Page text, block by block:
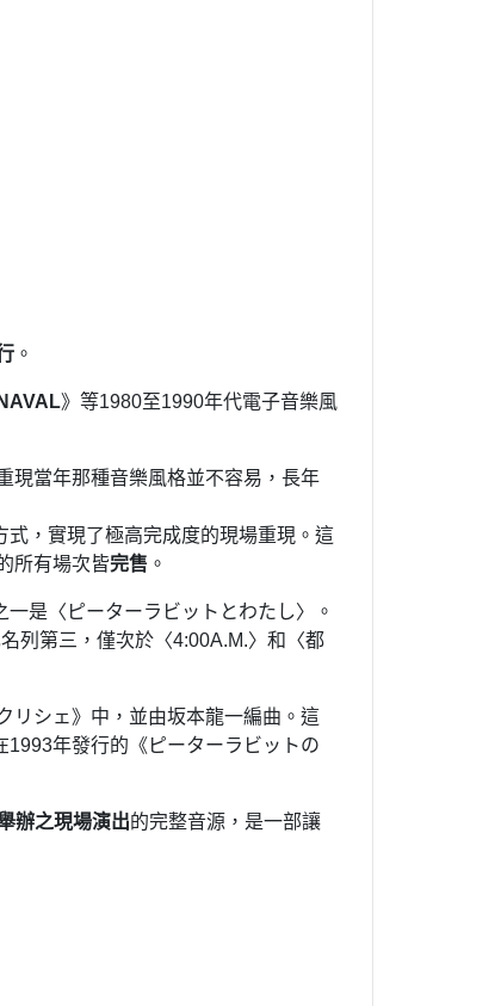
。
》等1980至1990年代電子音樂風
現當年那種音樂風格並不容易，長年
，實現了極高完成度的現場重現。這
所有場次皆完售 。
是〈ピーターラビットとわたし〉。​
列第三，僅次於〈4:00A.M.〉和〈都
リシェ》中，並由坂本龍一編曲。​這
年發行的《ピーターラビットの
辦之現場演出的完整音源，是一部讓